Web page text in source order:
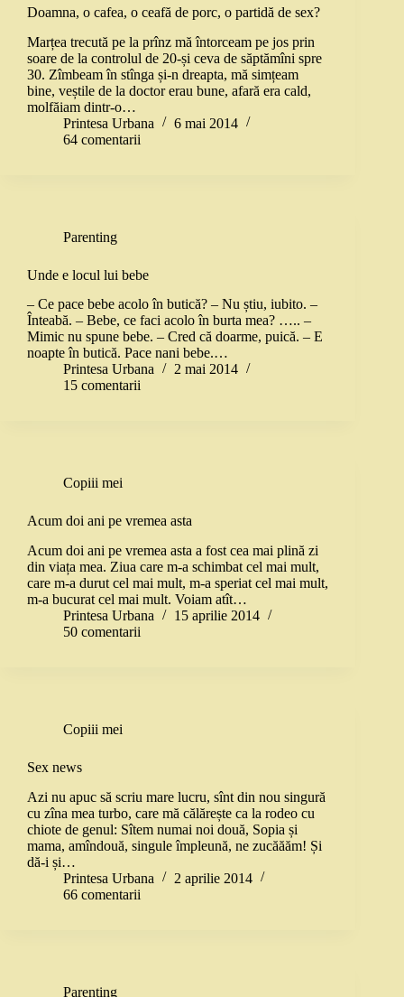
Doamna, o cafea, o ceafă de porc, o partidă de sex?
Marțea trecută pe la prînz mă întorceam pe jos prin
soare de la controlul de 20-și ceva de săptămîni spre
30. Zîmbeam în stînga și-n dreapta, mă simțeam
bine, veștile de la doctor erau bune, afară era cald,
molfăiam dintr-o…
Printesa Urbana
6 mai 2014
64 comentarii
Parenting
Unde e locul lui bebe
– Ce pace bebe acolo în butică? – Nu știu, iubito. –
Înteabă. – Bebe, ce faci acolo în burta mea? ….. –
Mimic nu spune bebe. – Cred că doarme, puică. – E
noapte în butică. Pace nani bebe.…
Printesa Urbana
2 mai 2014
15 comentarii
Copiii mei
Acum doi ani pe vremea asta
Acum doi ani pe vremea asta a fost cea mai plină zi
din viața mea. Ziua care m-a schimbat cel mai mult,
care m-a durut cel mai mult, m-a speriat cel mai mult,
m-a bucurat cel mai mult. Voiam atît…
Printesa Urbana
15 aprilie 2014
50 comentarii
Copiii mei
Sex news
Azi nu apuc să scriu mare lucru, sînt din nou singură
cu zîna mea turbo, care mă călărește ca la rodeo cu
chiote de genul: Sîtem numai noi două, Sopia și
mama, amîndouă, singule împleună, ne zucăăăm! Și
dă-i și…
Printesa Urbana
2 aprilie 2014
66 comentarii
Parenting